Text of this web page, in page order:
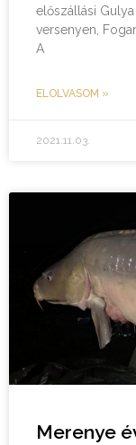
előszállási
versenyen,
A
ELOLVASOM »
2021.11.03.
Merenye